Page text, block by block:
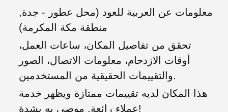
معلومات عن العربية للعود (محل عطور - جدة,
منطقة مكة المكرمة)
تحقق من تفاصيل المكان، ساعات العمل،
أوقات الازدحام، معلومات الاتصال، الصور
والتقييمات الحقيقية من المستخدمين.
هذا المكان لديه تقييمات ممتازة ويظهر خدمة
عملاء رائعة. موصى به بشدة!